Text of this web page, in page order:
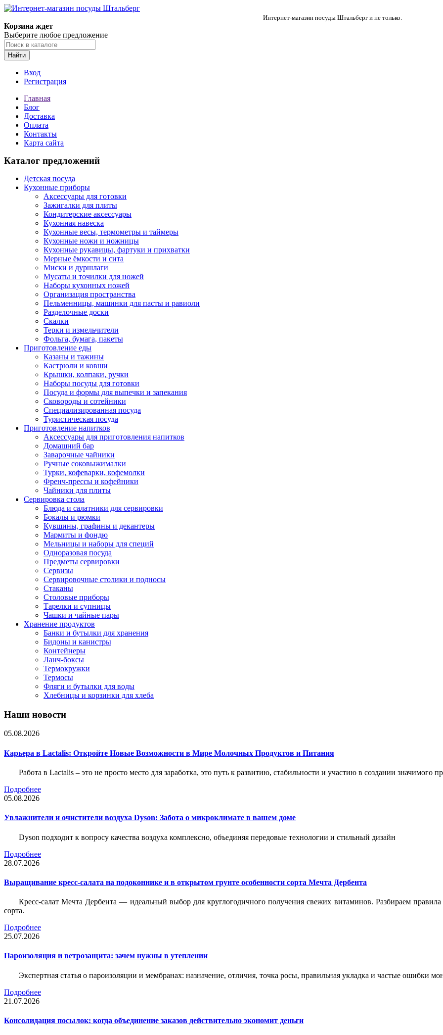
Интернет-магазин посуды Штальберг и не только.
Корзина ждет
Выберите любое предложение
Найти
Вход
Регистрация
Главная
Блог
Доставка
Оплата
Контакты
Карта сайта
Каталог предложений
Детская посуда
Кухонные приборы
Аксессуары для готовки
Зажигалки для плиты
Кондитерские аксессуары
Кухонная навеска
Кухонные весы, термометры и таймеры
Кухонные ножи и ножницы
Кухонные рукавицы, фартуки и прихватки
Мерные ёмкости и сита
Миски и дуршлаги
Мусаты и точилки для ножей
Наборы кухонных ножей
Организация пространства
Пельменницы, машинки для пасты и равиоли
Разделочные доски
Скалки
Терки и измельчители
Фольга, бумага, пакеты
Приготовление еды
Казаны и тажины
Кастрюли и ковши
Крышки, колпаки, ручки
Наборы посуды для готовки
Посуда и формы для выпечки и запекания
Сковороды и сотейники
Специализированная посуда
Туристическая посуда
Приготовление напитков
Аксессуары для приготовления напитков
Домашний бар
Заварочные чайники
Ручные соковыжималки
Турки, кофеварки, кофемолки
Френч-прессы и кофейники
Чайники для плиты
Сервировка стола
Блюда и салатники для сервировки
Бокалы и рюмки
Кувшины, графины и декантеры
Мармиты и фондю
Мельницы и наборы для специй
Одноразовая посуда
Предметы сервировки
Сервизы
Сервировочные столики и подносы
Стаканы
Столовые приборы
Тарелки и супницы
Чашки и чайные пары
Хранение продуктов
Банки и бутылки для хранения
Бидоны и канистры
Контейнеры
Ланч-боксы
Термокружки
Термосы
Фляги и бутылки для воды
Хлебницы и корзинки для хлеба
Наши новости
05.08.2026
Карьера в Lactalis: Откройте Новые Возможности в Мире Молочных Продуктов и Питания
Работа в Lactalis – это не просто место для заработка, это путь к развитию, стабильности и участию в создании значимого
Подробнее
05.08.2026
Увлажнители и очистители воздуха Dyson: Забота о микроклимате в вашем доме
Dyson подходит к вопросу качества воздуха комплексно, объединяя передовые технологии и стильный дизайн
Подробнее
28.07.2026
Выращивание кресс-салата на подоконнике и в открытом грунте особенности сорта Мечта Дербента
Кресс-салат Мечта Дербента — идеальный выбор для круглогодичного получения свежих витаминов. Разбираем
сорта.
Подробнее
25.07.2026
Пароизоляция и ветрозащита: зачем нужны в утеплении
Экспертная статья о пароизоляции и мембранах: назначение, отличия, точка росы, правильная укладка и частые ошибки
Подробнее
21.07.2026
Консолидация посылок: когда объединение заказов действительно экономит деньги